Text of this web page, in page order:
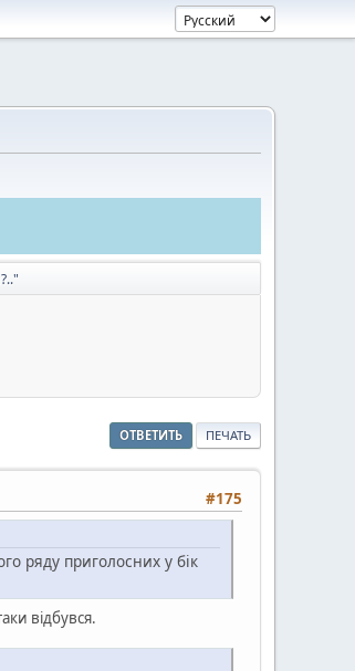
ОТВЕТИТЬ ПЕЧАТЬ
#175
ряду приголосних у бік
відбувся.